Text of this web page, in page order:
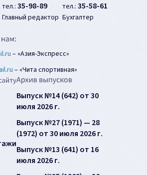
тел.: 35-98-89
Главный редактор
тел.: 35-58-61
Бухгалтер
– «Азия-Экспресс»
– «Чита спортивная»
Выпуск №14 (642) от 30
июля 2026 г.
Выпуск №27 (1971) — 28
(1972) от 30 июля 2026 г.
Выпуск №13 (641) от 16
июля 2026 г.